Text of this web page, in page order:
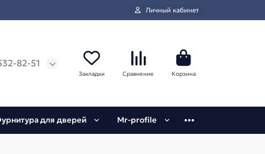
Личный кабинет
82-51
Закладки Сравнение Корзина
для дверей Mr-profile